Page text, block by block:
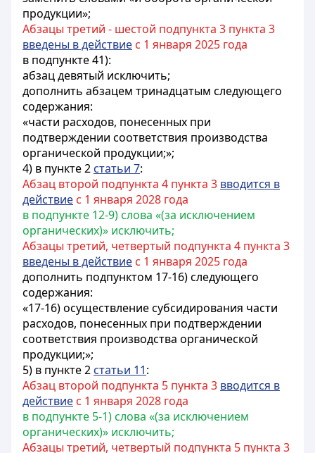
продукции»;
Абзацы третий - шестой подпункта 3 пункта 3
введены в действие с 1 января 2025 года
в подпункте 41):
абзац девятый исключить;
дополнить абзацем тринадцатым следующего
содержания:
«части расходов, понесенных при
подтверждении соответствия производства
органической продукции;»;
4) в пункте 2 статьи 7:
Абзац второй подпункта 4 пункта 3 вводится в
действие с 1 января 2028 года
в подпункте 12-9) слова «(за исключением
органических)» исключить;
Абзацы третий, четвертый подпункта 4 пункта 3
введены в действие с 1 января 2025 года
дополнить подпунктом 17-16) следующего
содержания:
«17-16) осуществление субсидирования части
расходов, понесенных при подтверждении
соответствия производства органической
продукции;»;
5) в пункте 2 статьи 11:
Абзац второй подпункта 5 пункта 3 вводится в
действие с 1 января 2028 года
в подпункте 5-1) слова «(за исключением
органических)» исключить;
Абзацы третий, четвертый подпункта 5 пункта 3